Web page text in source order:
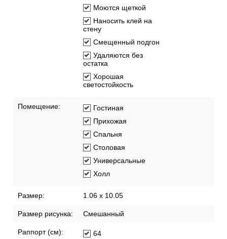
Моются щеткой
Наносить клей на
стену
Смещенный подгон
Удаляются без
остатка
Хорошая
светостойкость
Помещение:
Гостиная
Прихожая
Спальня
Столовая
Универсальные
Холл
Размер: 1.06 x 10.05
Размер рисунка: Смешанный
Раппорт (см): 64